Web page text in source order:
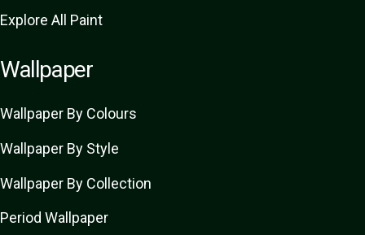
Explore All Paint
Wallpaper
Wallpaper By Colours
Wallpaper By Style
Wallpaper By Collection
Period Wallpaper